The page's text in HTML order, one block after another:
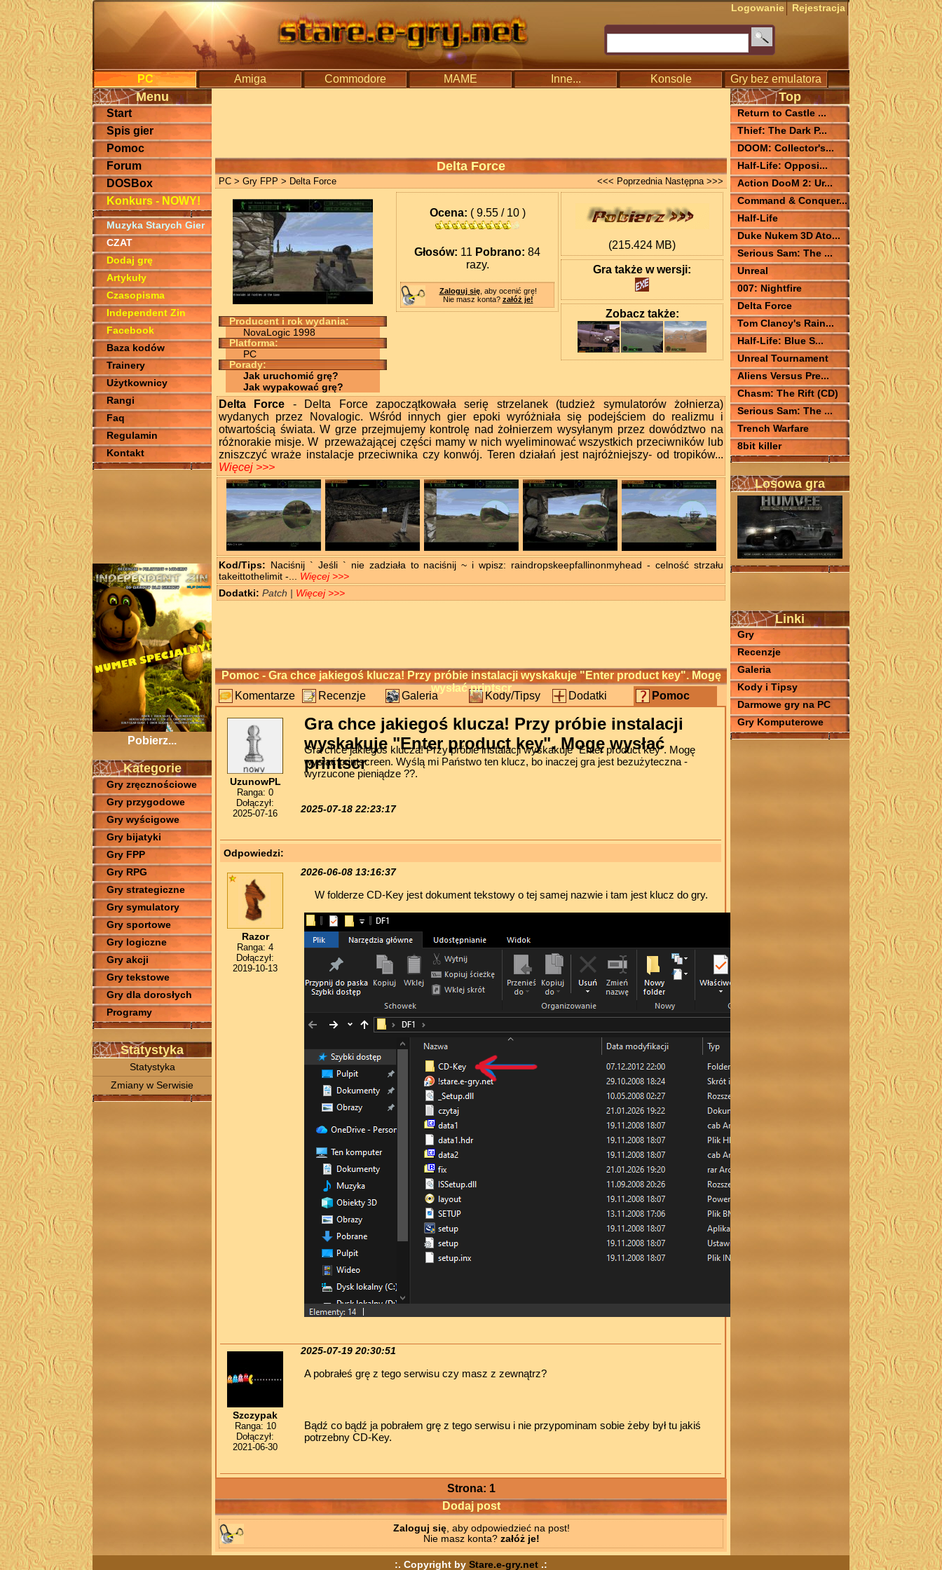
Logowanie Rejestracja
PC Amiga Commodore MAME Inne... Konsole Gry bez emulatora
Menu
Start
Spis gier
Pomoc
Forum
DOSBox
Konkurs - NOWY!
Muzyka Starych Gier
CZAT
Dodaj grę
Artykuły
Czasopisma
Independent Zin
Facebook
Baza kodów
Trainery
Użytkownicy
Rangi
Faq
Regulamin
Kontakt
Pobierz...
Kategorie
Gry zręcznościowe
Gry przygodowe
Gry wyścigowe
Gry bijatyki
Gry FPP
Gry RPG
Gry strategiczne
Gry symulatory
Gry sportowe
Gry logiczne
Gry akcji
Gry tekstowe
Gry dla dorosłych
Programy
Statystyka
Statystyka
Zmiany w Serwisie
Delta Force
PC > Gry FPP > Delta Force <<< Poprzednia Następna >>>
Producent i rok wydania:
NovaLogic 1998
Platforma:
PC
Porady:
Jak uruchomić grę?
Jak wypakować grę?
(215.424 MB)
Gra także w wersji:
Zobacz także:
Ocena: ( 9.55 / 10 )
Głosów: 11 Pobrano: 84
razy.
Zaloguj się, aby ocenić grę!
Nie masz konta? załóż je!
Delta Force - Delta Force zapoczątkowała serię strzelanek (tudzież symulatorów żołnierza)
wydanych przez Novalogic. Wśród innych gier epoki wyróżniała się podejściem do realizmu i
otwartością świata. W grze przejmujemy kontrolę nad żołnierzem wysyłanym przez dowództwo na
różnorakie misje. W przeważającej części mamy w nich wyeliminować wszystkich przeciwników lub
zniszczyć wraże instalacje przeciwnika czy konwój. Teren działań jest najróżniejszy- od tropików...
Więcej >>>
Kod/Tips: Naciśnij ` Jeśli ` nie zadziała to naciśnij ~ i wpisz: raindropskeepfallinonmyhead - celność strzału
takeittothelimit -... Więcej >>>
Dodatki: Patch | Więcej >>>
Pomoc - Gra chce jakiegoś klucza! Przy próbie instalacji wyskakuje "Enter product key". Mogę
wysłać printscr
Komentarze Recenzje Galeria Kody/Tipsy Dodatki Pomoc
UzunowPL
Ranga: 0
Dołączył:
2025-07-16
Gra chce jakiegoś klucza! Przy próbie instalacji
wyskakuje "Enter product key". Mogę wysłać
printscr
Gra chce jakiegoś klucza! Przy próbie instalacji wyskakuje "Enter product key". Mogę
wysłać printscreen. Wyślą mi Państwo ten klucz, bo inaczej gra jest bezużyteczna -
wyrzucone pieniądze ??.
2025-07-18 22:23:17
Odpowiedzi:
Razor
Ranga: 4
Dołączył:
2019-10-13
2026-06-08 13:16:37
W folderze CD-Key jest dokument tekstowy o tej samej nazwie i tam jest klucz do gry.
Szczypak
Ranga: 10
Dołączył:
2021-06-30
2025-07-19 20:30:51
A pobrałeś grę z tego serwisu czy masz z zewnątrz?
Bądź co bądź ja pobrałem grę z tego serwisu i nie przypominam sobie żeby był tu jakiś
potrzebny CD-Key.
Strona: 1
Dodaj post
Zaloguj się , aby odpowiedzieć na post!
Nie masz konta? załóż je!
Top
Return to Castle ...
Thief: The Dark P...
DOOM: Collector's...
Half-Life: Opposi...
Action DooM 2: Ur...
Command & Conquer...
Half-Life
Duke Nukem 3D Ato...
Serious Sam: The ...
Unreal
007: Nightfire
Delta Force
Tom Clancy's Rain...
Half-Life: Blue S...
Unreal Tournament
Aliens Versus Pre...
Chasm: The Rift (CD)
Serious Sam: The ...
Trench Warfare
8bit killer
Losowa gra
Linki
Gry
Recenzje
Galeria
Kody i Tipsy
Darmowe gry na PC
Gry Komputerowe
:. Copyright by Stare.e-gry.net .: